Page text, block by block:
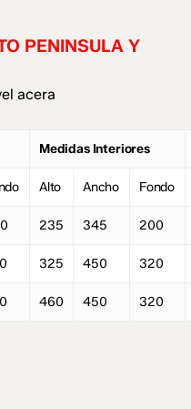
PENINSULA Y
acera
Medidas Interiores
Alto Ancho Fondo
235 345 200
325 450 320
460 450 320